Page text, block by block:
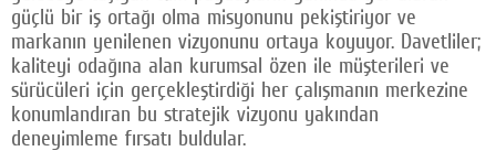
güçlü bir iş ortağı olma misyonunu pekiştiriyor ve
markanın yenilenen vizyonunu ortaya koyuyor. Davetliler;
kaliteyi odağına alan kurumsal özen ile müşterileri ve
sürücüleri için gerçekleştirdiği her çalışmanın merkezine
konumlandıran bu stratejik vizyonu yakından
deneyimleme fırsatı buldular.